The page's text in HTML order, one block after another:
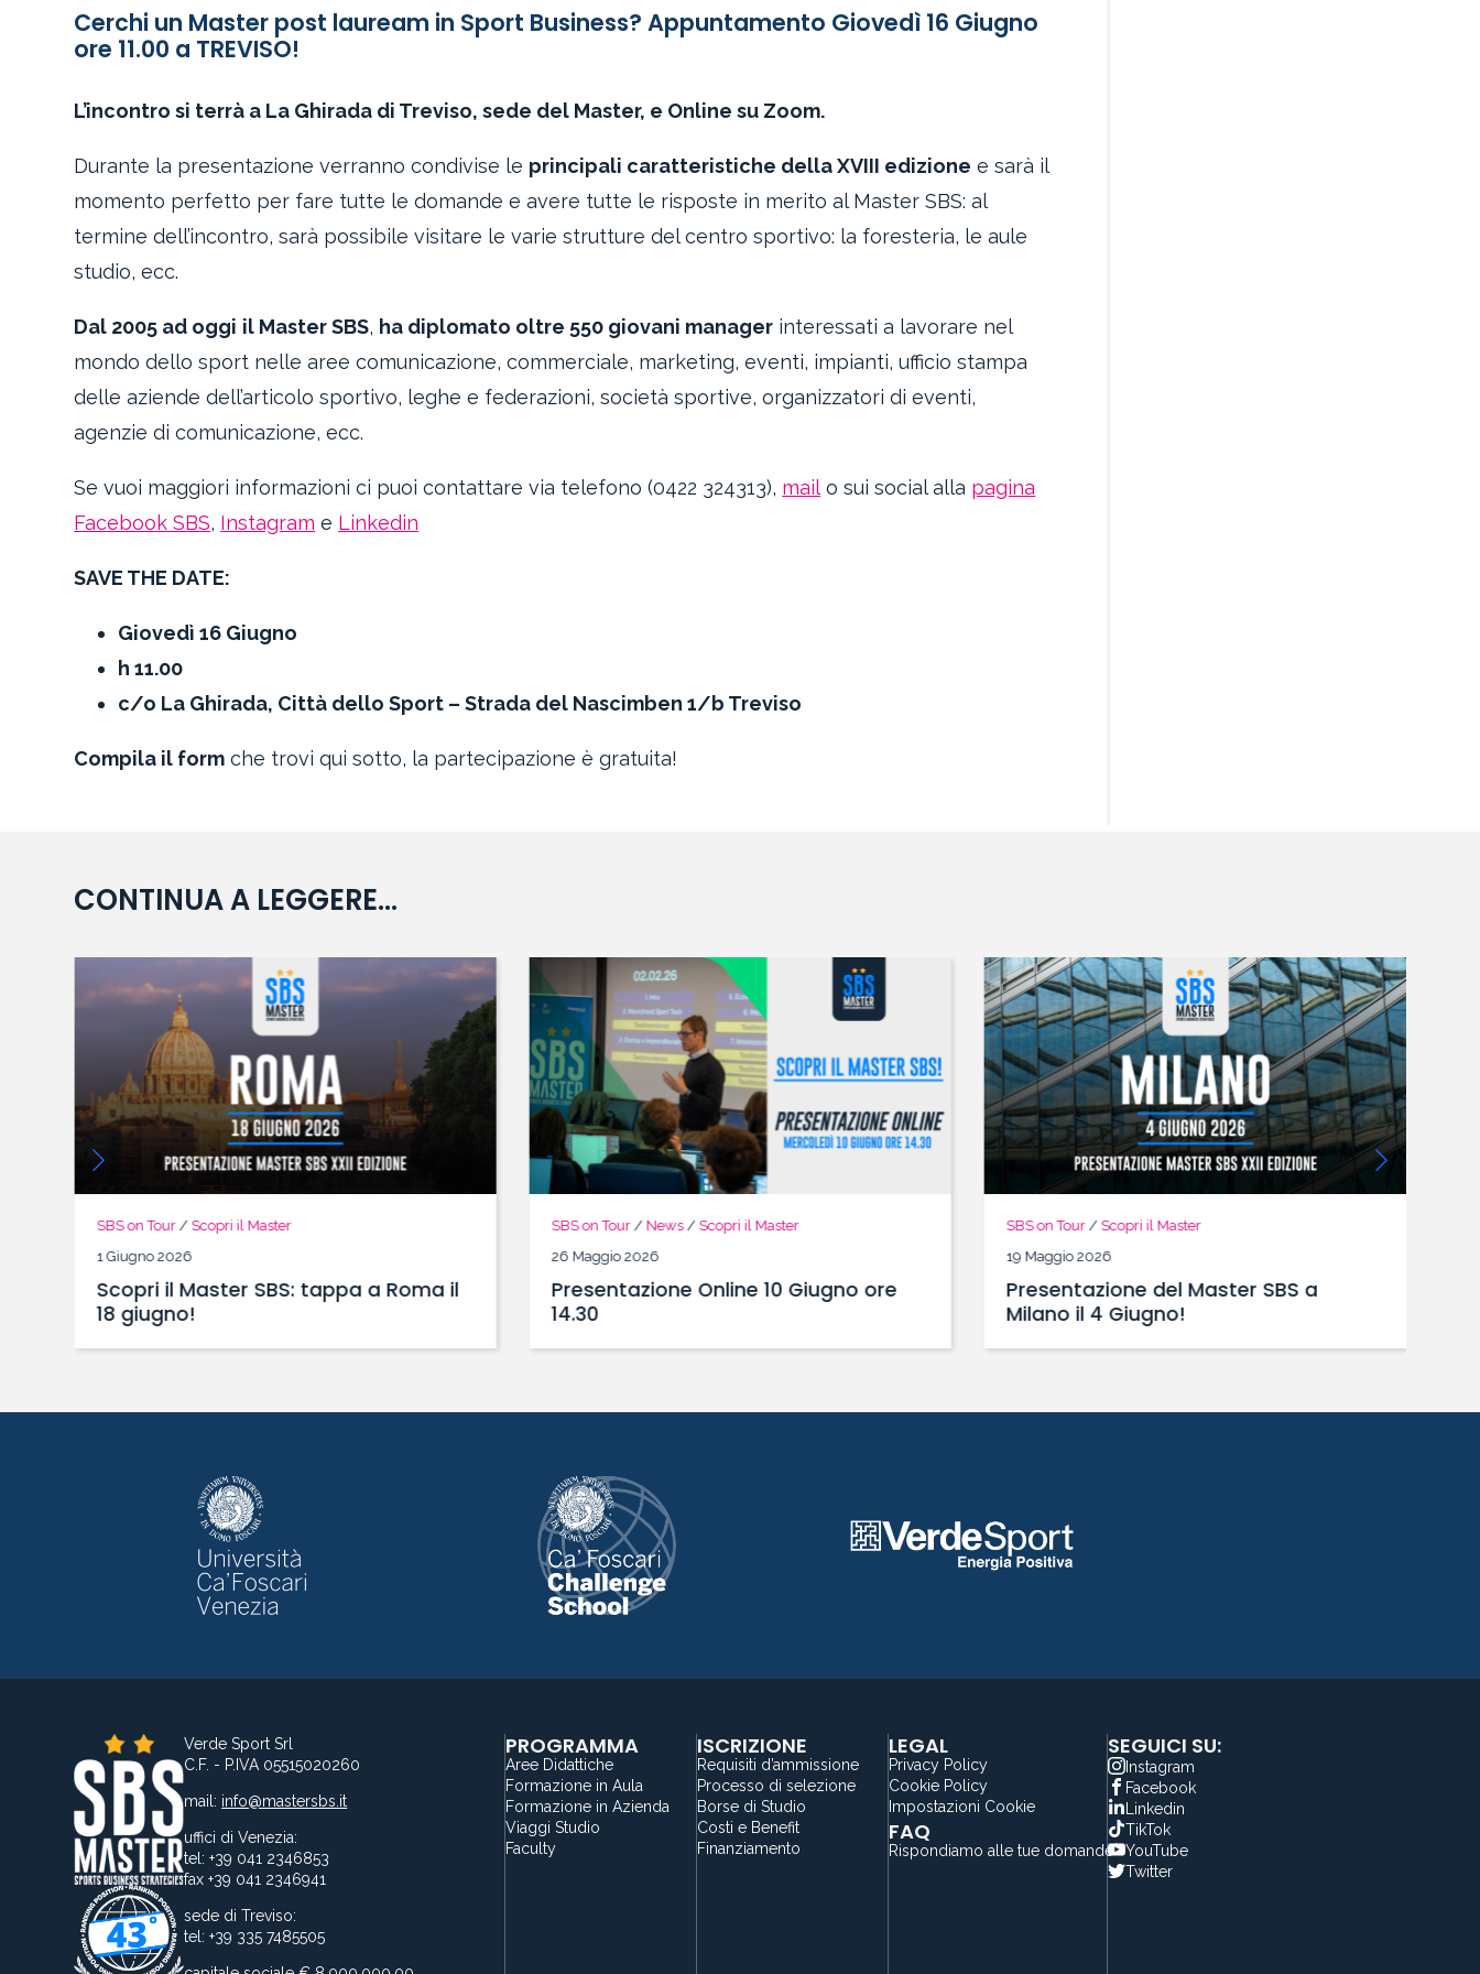
Cerchi un Master post lauream in Sport Business? Appuntamento Giovedì 16 Giugno
ore 11.00 a TREVISO!
L’incontro si terrà a La Ghirada di Treviso, sede del Master, e Online su Zoom.
Durante la presentazione verranno condivise le principali caratteristiche della XVIII edizione e sarà il
momento perfetto per fare tutte le domande e avere tutte le risposte in merito al Master SBS: al
termine dell’incontro, sarà possibile visitare le varie strutture del centro sportivo: la foresteria, le aule
studio, ecc.
Dal 2005 ad oggi il Master SBS, ha diplomato oltre 550 giovani manager interessati a lavorare nel
mondo dello sport nelle aree comunicazione, commerciale, marketing, eventi, impianti, ufficio stampa
delle aziende dell’articolo sportivo, leghe e federazioni, società sportive, organizzatori di eventi,
agenzie di comunicazione, ecc.
Se vuoi maggiori informazioni ci puoi contattare via telefono (0422 324313), mail o sui social alla pagina
Facebook SBS, Instagram e Linkedin
SAVE THE DATE:
Giovedì 16 Giugno
h 11.00
c/o La Ghirada, Città dello Sport – Strada del Nascimben 1/b Treviso
Compila il form che trovi qui sotto, la partecipazione è gratuita!
CONTINUA A LEGGERE...
SBS on Tour/ Scopri il Master
1 Giugno 2026
Scopri il Master SBS: tappa a Roma il
18 giugno!
SBS on Tour/ News/ Scopri il Master
26 Maggio 2026
Presentazione Online 10 Giugno ore
14.30
SBS on Tour/ Scopri il Master
19 Maggio 2026
Presentazione del Master SBS a
Milano il 4 Giugno!
Verde Sport Srl
C.F. - P.IVA 05515020260
mail: info@mastersbs.it
uffici di Venezia:
tel: +39 041 2346853
fax +39 041 2346941
sede di Treviso:
tel: +39 335 7485505
PROGRAMMA
Aree Didattiche
Formazione in Aula
Formazione in Azienda
Viaggi Studio
Faculty
ISCRIZIONE
Requisiti d’ammissione
Processo di selezione
Borse di Studio
Costi e Benefit
Finanziamento
LEGAL
Privacy Policy
Cookie Policy
Impostazioni Cookie
FAQ
Rispondiamo alle tue domande
SEGUICI SU:
Instagram
Facebook
Linkedin
TikTok
YouTube
Twitter